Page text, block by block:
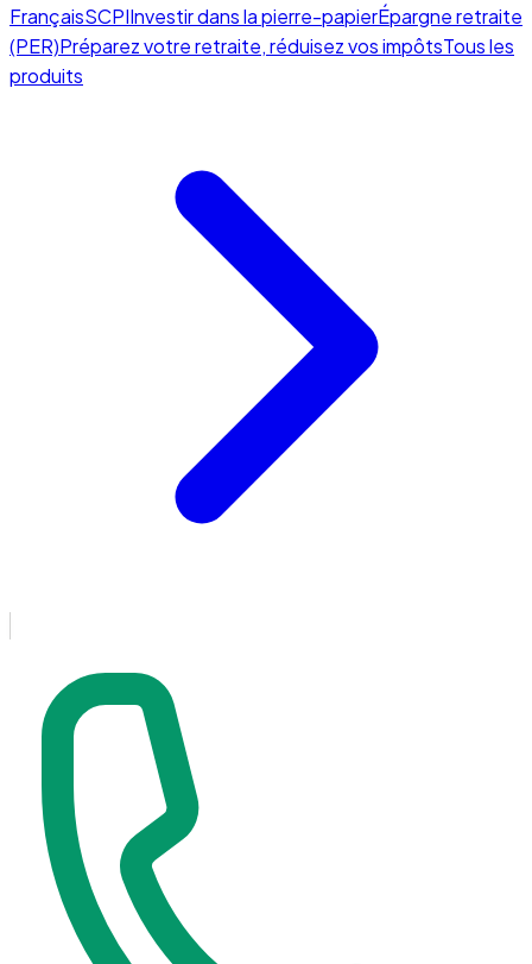
FrançaisSCPIInvestir dans la pierre-papierÉpargne retraite
(PER)Préparez votre retraite, réduisez vos impôtsTous les
produits